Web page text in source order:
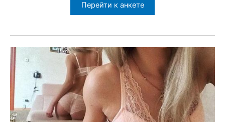
Перейти к анкете